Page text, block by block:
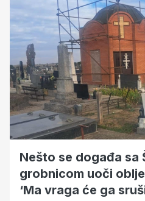
Nešto se događa sa
grobnicom uoči
‘Ma vraga će ga